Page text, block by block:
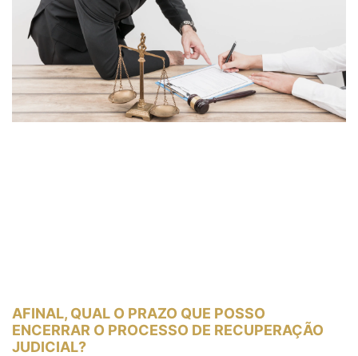
AFINAL, QUAL O PRAZO QUE POSSO
ENCERRAR O PROCESSO DE RECUPERAÇÃO
JUDICIAL?